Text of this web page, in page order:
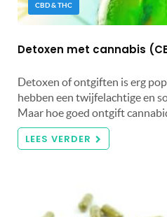
CBD & THC
Detoxen met cannabis
Detoxen of ontgiften is erg
hebben een twijfelachtige en
Maar hoe goed ontgift
LEES VERDER